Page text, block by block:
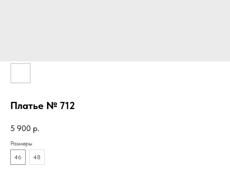
Платье № 712
5 900 р.
Размеры
46
48